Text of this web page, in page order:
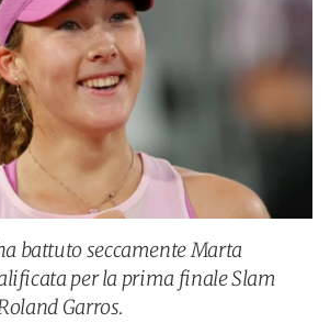
battuto seccamente Marta
per la prima finale Slam
Garros.